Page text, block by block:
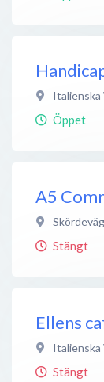
Italienska
Öppet
A5
Stängt
Ellens
Italienska
Stängt